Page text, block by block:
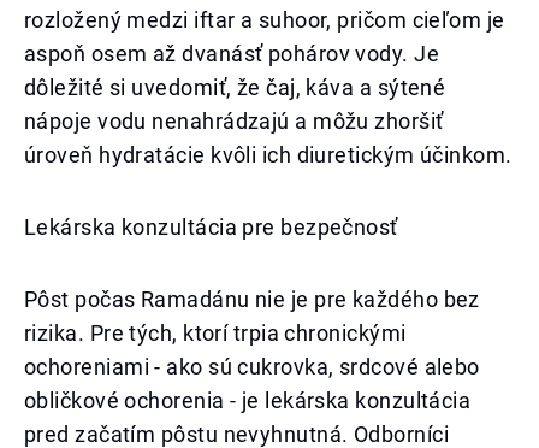
rozložený medzi iftar a suhoor, pričom cieľom je
aspoň osem až dvanásť pohárov vody. Je
dôležité si uvedomiť, že čaj, káva a sýtené
nápoje vodu nenahrádzajú a môžu zhoršiť
úroveň hydratácie kvôli ich diuretickým účinkom.
Lekárska konzultácia pre bezpečnosť
Pôst počas Ramadánu nie je pre každého bez
rizika. Pre tých, ktorí trpia chronickými
ochoreniami - ako sú cukrovka, srdcové alebo
obličkové ochorenia - je lekárska konzultácia
pred začatím pôstu nevyhnutná. Odborníci